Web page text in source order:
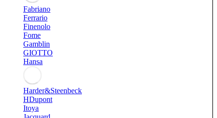
Fabriano
Ferrario
Finenolo
Fome
Gamblin
GIOTTO
Hansa
Harder&Steenbeck
HDupont
Itoya